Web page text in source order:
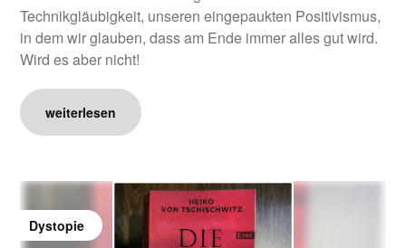
Technikgläubigkeit, unseren eingepaukten Positivismus,
in dem wir glauben, dass am Ende immer alles gut wird.
Wird es aber nicht!
weiterlesen
Dystopie